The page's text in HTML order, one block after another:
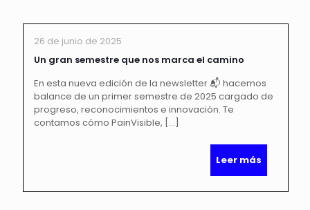
26 de junio de 2025
Un gran semestre que nos marca el camino
En esta nueva edición de la newsletter 📬 hacemos
balance de un primer semestre de 2025 cargado de
progreso, reconocimientos e innovación. Te
contamos cómo PainVisible, […]
Leer más